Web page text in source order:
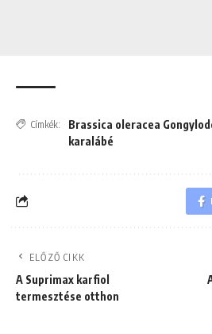
Címkék: Brassica oleracea
karalábé
ELŐZŐ CIKK
A Suprimax karfiol
termesztése otthon